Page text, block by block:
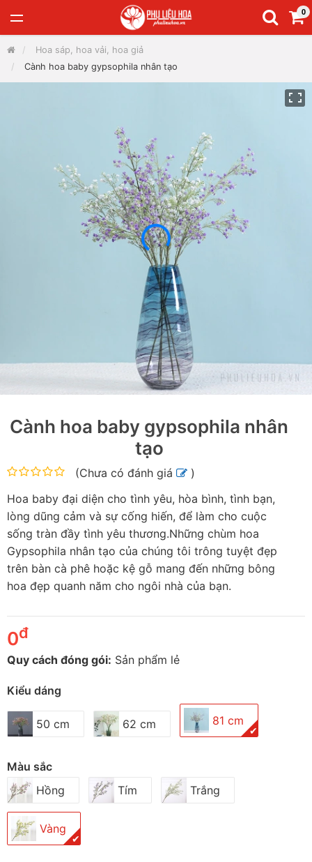
0
Hoa sáp, hoa vải, hoa giả
Cành hoa baby gypsophila nhân tạo
Cành hoa baby gypsophila nhân
tạo
(Chưa có đánh giá
)
Hoa baby đại diện cho tình yêu, hòa bình, tình bạn,
lòng dũng cảm và sự cống hiến, để làm cho cuộc
sống tràn đầy tình yêu thương.Những chùm hoa
Gypsophila nhân tạo của chúng tôi trông tuyệt đẹp
trên bàn cà phê hoặc kệ gỗ mang đến những bông
hoa đẹp quanh năm cho ngôi nhà của bạn.
0đ
Quy cách đóng gói: Sản phẩm lẻ
Kiểu dáng
50 cm 62 cm 81 cm
✔
Màu sắc
Hồng
Tím Trắng
Vàng
✔